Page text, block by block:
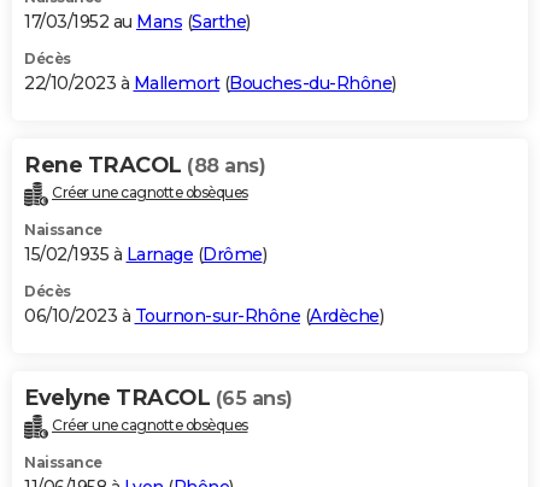
17/03/1952 au Mans (Sarthe)
Décès
22/10/2023 à Mallemort(Bouches-du-Rhône)
Rene TRACOL (88 ans)
Créer une cagnotte obsèques
Naissance
15/02/1935 à Larnage (Drôme)
Décès
06/10/2023 à Tournon-sur-Rhône (Ardèche)
Evelyne TRACOL (65 ans)
Créer une cagnotte obsèques
Naissance